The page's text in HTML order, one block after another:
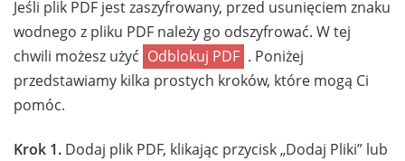
Jeśli plik PDF jest zaszyfrowany, przed usunięciem znaku
wodnego z pliku PDF należy go odszyfrować. W tej
chwili możesz użyć Odblokuj PDF . Poniżej
przedstawiamy kilka prostych kroków, które mogą Ci
pomóc.
Krok 1. Dodaj plik PDF, klikając przycisk „Dodaj Pliki” lub